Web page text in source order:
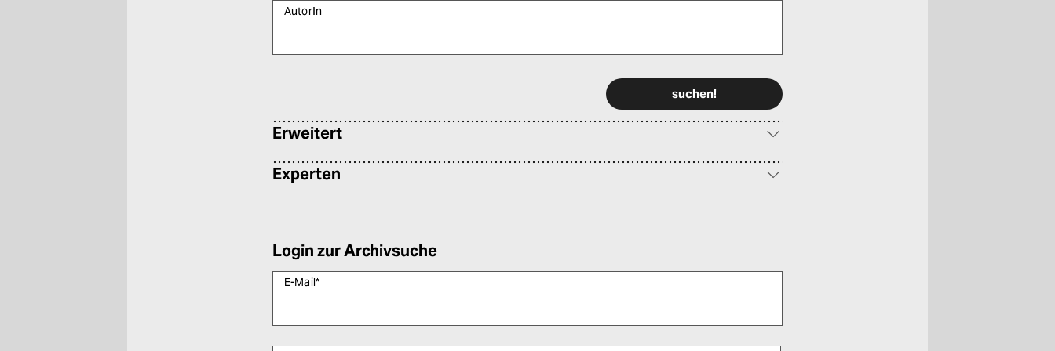
AutorIn
Erweitert
Experten
Login zur Archivsuche
E-Mail*